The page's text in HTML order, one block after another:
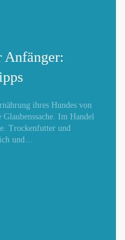
Anfänger:
ihres Hundes von
Im Handel
Trockenfutter und
und…